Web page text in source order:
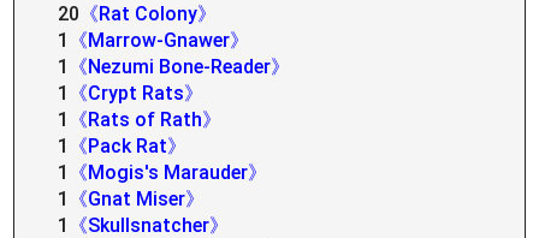
20 《Rat Colony》
1
《Marrow-Gnawer》
1
《Nezumi Bone-Reader》
1
《Crypt Rats》
1
《Rats of Rath》
1
《Pack Rat》
1
《Mogis's Marauder》
1
《Gnat Miser》
1
《Skullsnatcher》